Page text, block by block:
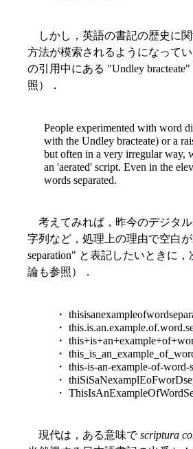
しかし，英語の書記の歴史に
方法が模索されるようになって
の引用中にある "Undley
照）．
People experimented with word
with the Undley bracteate) or a
but often in a very irregular way,
an 'aerated' script. Even in the
words separated.
考えてみれば，昨今のデジタ
字列など，処理上の理由で空白
separation" と表記したいときに
論も参照）．
・
・
・
・
・ this-is-an-example-of-word-
・
・
現代は，ある意味でscriptura